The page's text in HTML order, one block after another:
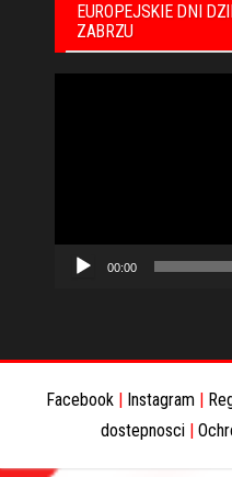
EUROPEJSKIE DNI
ZABRZU
00:00
Facebook Instagram
dostepnosci